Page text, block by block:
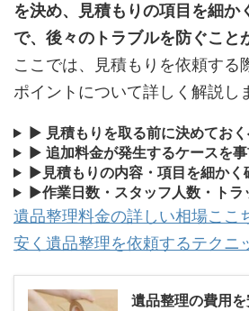
を決め、見積もりの項目を細か
で、後々のトラブルを防ぐこと
ここでは、見積もりを依頼する
ポイントについて詳しく解説し
▶ 見積もりを取る前に決めてお
▶ 追加料金が発生するケースを
▶ 見積もりの内容・項目を細かく
▶作業日数・スタッフ人数・ト
遺品整理料金の詳しい相場ここ
安く遺品整理を依頼するテクニ
遺品整理の費用